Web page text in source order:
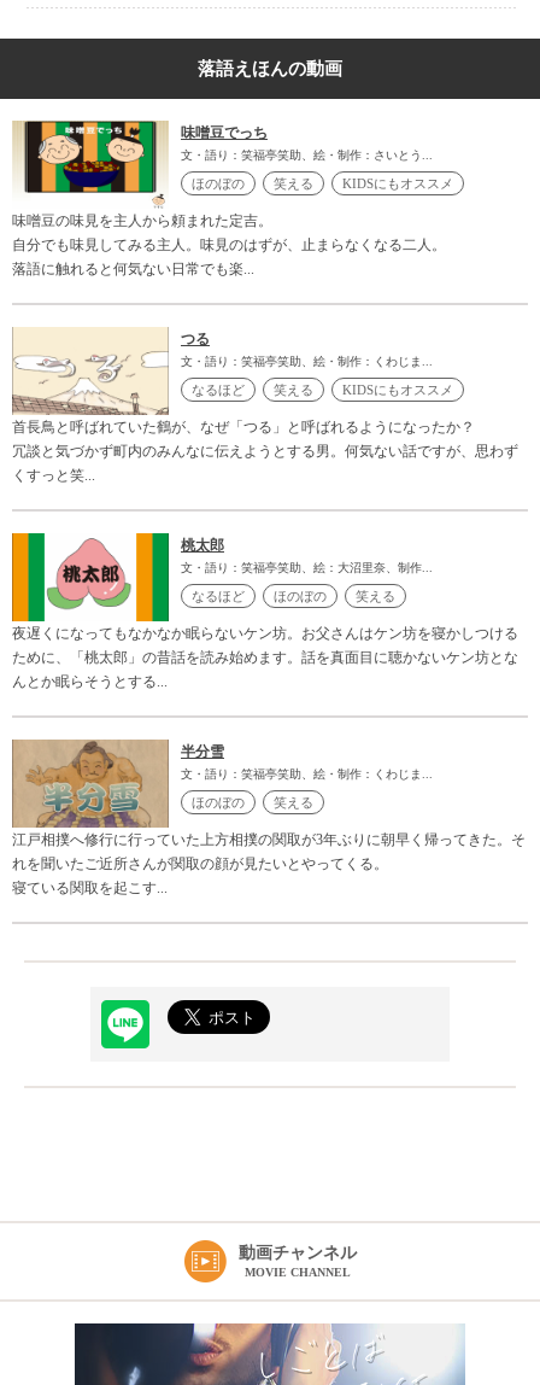
落語えほんの動画
味噌豆でっち
文・語り：笑福亭笑助、絵・制作：さいとう...
ほのぼの 笑える KIDSにもオススメ
味噌豆の味見を主人から頼まれた定吉。
自分でも味見してみる主人。味見のはずが、止まらなくなる二人。
落語に触れると何気ない日常でも楽...
つる
文・語り：笑福亭笑助、絵・制作：くわじま...
なるほど 笑える KIDSにもオススメ
首長鳥と呼ばれていた鶴が、なぜ「つる」と呼ばれるようになったか？
冗談と気づかず町内のみんなに伝えようとする男。何気ない話ですが、思わず
くすっと笑...
桃太郎
文・語り：笑福亭笑助、絵：大沼里奈、制作...
なるほど ほのぼの 笑える
夜遅くになってもなかなか眠らないケン坊。お父さんはケン坊を寝かしつける
ために、「桃太郎」の昔話を読み始めます。話を真面目に聴かないケン坊とな
んとか眠らそうとする...
半分雪
文・語り：笑福亭笑助、絵・制作：くわじま...
ほのぼの 笑える
江戸相撲へ修行に行っていた上方相撲の関取が3年ぶりに朝早く帰ってきた。そ
れを聞いたご近所さんが関取の顔が見たいとやってくる。
寝ている関取を起こす...
動画チャンネル
MOVIE CHANNEL